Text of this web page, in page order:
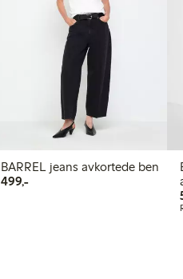
BARREL jeans avkortede ben
499,-499,00 kr